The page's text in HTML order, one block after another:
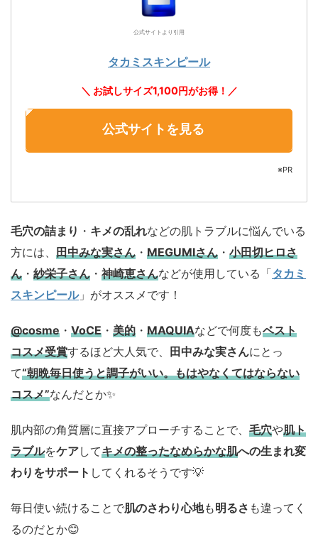
公式サイトより引用
タカミスキンピール
＼ お試しサイズ1,100円がお得！／
公式サイトを見る
※PR
毛穴の詰まり ・ キメの乱れなどの肌トラブルに悩んでいる
方には、 田中みな実さん ・ MEGUMIさん ・ 小田切ヒロさ
ん ・ 紗栄子さん ・ 神崎恵さんなどが使用している「タカミ
スキンピール」がオススメです！
@cosme ・ VoCE ・ 美的 ・ MAQUIAなどで何度もベスト
コスメ受賞するほど大人気で、 田中みな実さんにとっ
て“朝晩毎日使うと調子がいい。もはやなくてはならない
コスメ”なんだとか✨
肌内部の角質層に直接アプローチすることで、 毛穴や肌ト
ラブルをケアしてキメの整ったなめらかな肌への生まれ変
わりをサポート してくれるそうです💡
毎日使い続けることで肌のさわり心地も明るさ も違ってく
るのだとか😊